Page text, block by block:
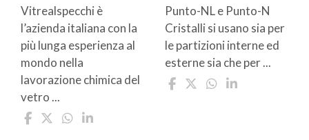
Vitrealspecchi è
l’azienda italiana con la
più lunga esperienza al
mondo nella
lavorazione chimica del
vetro ...
Punto-NL e Punto-N
Cristalli si usano sia per
le partizioni interne ed
esterne sia che per ...